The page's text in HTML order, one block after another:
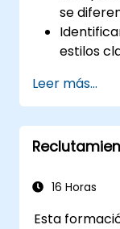
se
estilos
Generar
Leer más...
16 Horas
Esta